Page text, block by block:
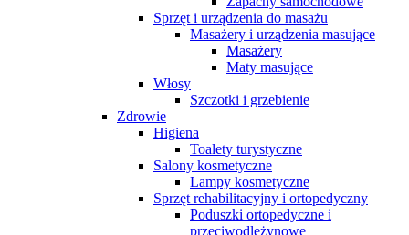
Sprzęt i urządzenia do masażu
Masażery i urządzenia masujące
Masażery
Maty masujące
Włosy
Szczotki i grzebienie
Zdrowie
Higiena
Toalety turystyczne
Salony kosmetyczne
Lampy kosmetyczne
Sprzęt rehabilitacyjny i ortopedyczny
Poduszki ortopedyczne i
przeciwodleżynowe